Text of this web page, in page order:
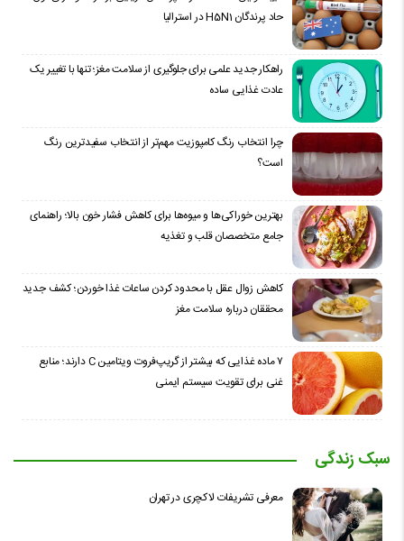
حاد پرندگان H5N1 در استرالیا
راهکار جدید علمی برای جلوگیری از سلامت مغز؛ تنها با تغییر یک
عادت غذایی ساده
چرا انتخاب رنگ کامپوزیت مهم‌تر از انتخاب سفیدترین رنگ
است؟
بهترین خوراکی‌ها و میوه‌ها برای کاهش فشار خون بالا؛ راهنمای
جامع متخصصان قلب و تغذیه
کاهش زوال عقل با محدود کردن ساعات غذا خوردن؛ کشف جدید
محققان درباره سلامت مغز
۷ ماده غذایی که بیشتر از گریپ‌فروت ویتامین C دارند؛ منابع
غنی برای تقویت سیستم ایمنی
سبک زندگی
معرفی تشریفات لاکچری در تهران